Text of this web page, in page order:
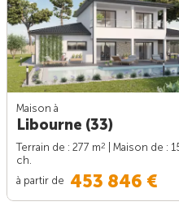
Maison à
Libourne (33)
Terrain de : 277 m2 | Maison de :
ch.
à partir de 453 846 €